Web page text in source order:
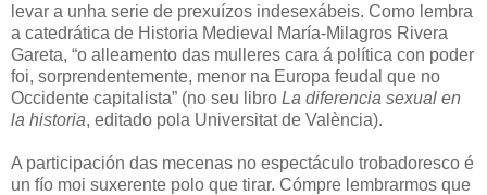
levar a unha serie de prexuízos indesexábeis. Como lembra
a catedrática de Historia Medieval María-Milagros Rivera
Gareta, “o alleamento das mulleres cara á política con poder
foi, sorprendentemente, menor na Europa feudal que no
Occidente capitalista” (no seu libro La diferencia sexual en
la historia, editado pola Universitat de València).
A participación das mecenas no espectáculo trobadoresco é
un fío moi suxerente polo que tirar. Cómpre lembrarmos que